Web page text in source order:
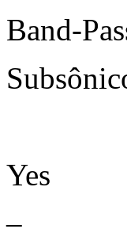
Band-
Yes
–